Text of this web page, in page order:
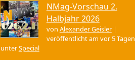
NMag-Vorschau 2.
Halbjahr 2026
von Alexander Geisler|
veröffentlicht am vor 5 Tagen
unterSpecial